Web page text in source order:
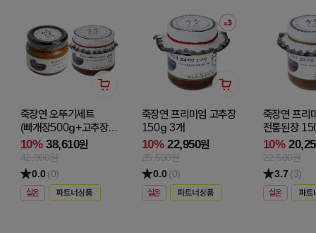
죽장연 오뚜기세트
(빠개장500g+고추장50
0g)
10% 38,610원
42,900원
0.0 (0)
실온
죽장연 프리미엄 고추장
150g 3개
10% 22,950원
25,500원
0.0 (0)
실온
죽장연 프리
전통된장
10%
22,500원
3.7 (3)
실온